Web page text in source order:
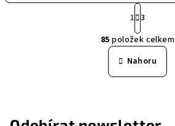
O
v
l
á
S
t
r
á
n
k
o
1 3
85 položek celkem
Nahoru